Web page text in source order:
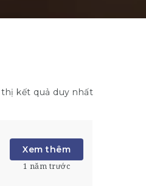
thị kết quả duy nhất
Xem thêm
1 năm trước